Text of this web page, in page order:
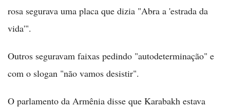
rosa segurava uma placa que dizia "Abra a 'estrada da
vida'".
Outros seguravam faixas pedindo "autodeterminação" e
com o slogan "não vamos desistir".
O parlamento da Armênia disse que Karabakh estava